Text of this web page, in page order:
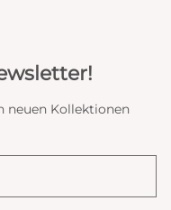
neuen Kollektionen